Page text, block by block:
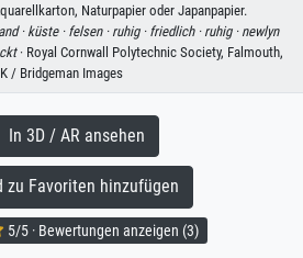
Naturpapier oder Japanpapier.
· küste · felsen · ruhig · friedlich · ruhig · newlyn
· Royal Cornwall Polytechnic Society, Falmouth,
/ Bridgeman Images
In 3D / AR ansehen
Favoriten hinzufügen
5/5 · Bewertungen anzeigen (3)